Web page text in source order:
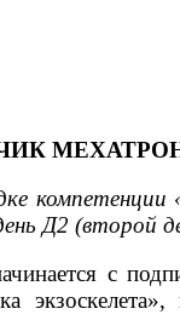
Д2 (второй
с